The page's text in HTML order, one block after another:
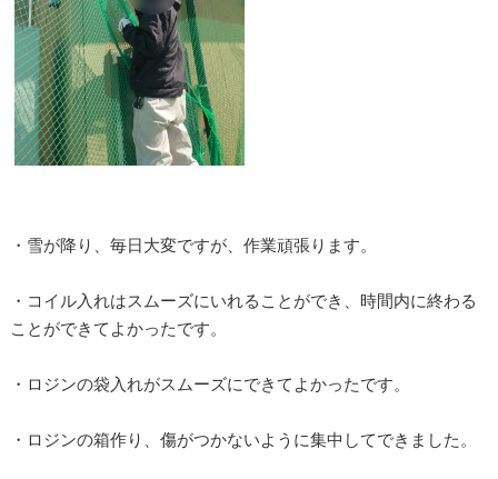
・雪が降り、毎日大変ですが、作業頑張ります。
・コイル入れはスムーズにいれることができ、時間内に終わる
ことができてよかったです。
・ロジンの袋入れがスムーズにできてよかったです。
・ロジンの箱作り、傷がつかないように集中してできました。